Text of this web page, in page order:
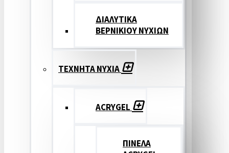
ΔΙΑΛΥΤΙΚΑ
ΒΕΡΝΙΚΙΟΥ ΝΥΧΙΩΝ
ΤΕΧΝΗΤΑ ΝΥΧΙΑ
ACRYGEL
ΠΙΝΕΛΑ